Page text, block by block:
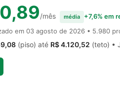
/mês média
+7,6% em
em 03 agosto de 2026 • 5.980
(piso) até R$ 4.120,52 (teto) •